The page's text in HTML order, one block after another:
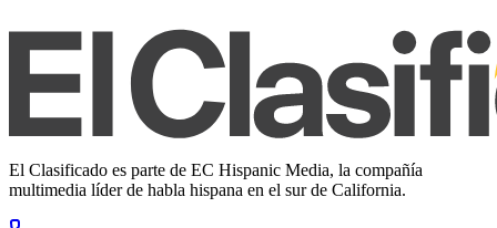
El Clasificado es parte de EC Hispanic Media, la compañía
multimedia líder de habla hispana en el sur de California.